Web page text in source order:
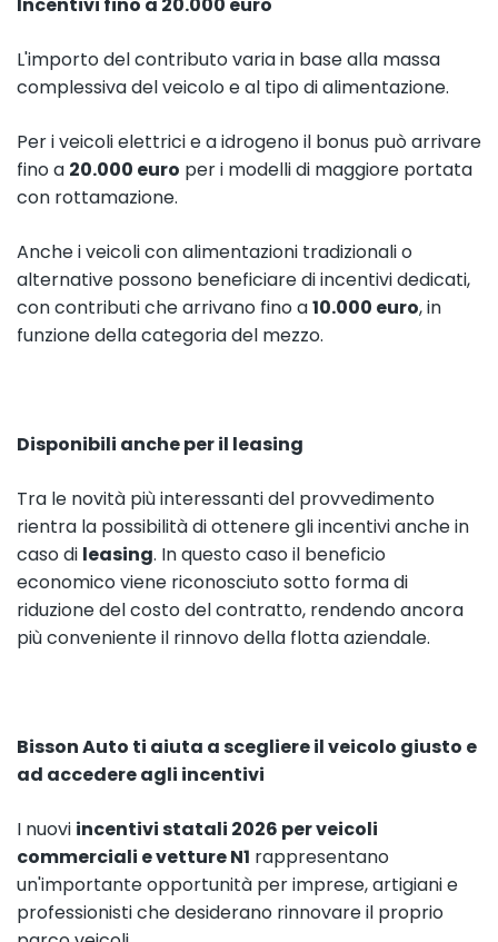
L'importo del contributo varia in base alla massa
complessiva del veicolo e al tipo di alimentazione.
Per i veicoli elettrici e a idrogeno il bonus può arrivare
fino a 20.000 euro per i modelli di maggiore portata
con rottamazione.
Anche i veicoli con alimentazioni tradizionali o
alternative possono beneficiare di incentivi dedicati,
con contributi che arrivano fino a10.000 euro, in
funzione della categoria del mezzo.
Disponibili anche per il leasing
Tra le novità più interessanti del provvedimento
rientra la possibilità di ottenere gli incentivi anche in
caso di leasing. In questo caso il beneficio
economico viene riconosciuto sotto forma di
riduzione del costo del contratto, rendendo ancora
più conveniente il rinnovo della flotta aziendale.
Bisson Auto ti aiuta a scegliere il veicolo giusto e
ad accedere agli incentivi
I nuovi incentivi statali 2026 per veicoli
commerciali e vetture N1 rappresentano
un'importante opportunità per imprese, artigiani e
professionisti che desiderano rinnovare il proprio